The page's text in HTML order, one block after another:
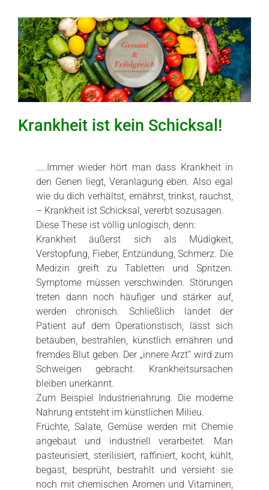
E-Book’s
Gewichtsreduktion
Ernährung
Wie läuft’s?
Veranstaltungen
Kontakt
Krankheit ist kein Schicksal!
…..Immer wieder hört man dass Krankheit in
den Genen liegt, Veranlagung eben. Also egal
wie du dich verhältst, ernährst, trinkst, rauchst,
– Krankheit ist Schicksal, vererbt sozusagen.
Diese These ist völlig unlogisch, denn:
Krankheit äußerst sich als Müdigkeit,
Verstopfung, Fieber, Entzündung, Schmerz. Die
Medizin greift zu Tabletten und Spritzen.
Symptome müssen verschwinden. Störungen
treten dann noch häufiger und stärker auf,
werden chronisch. Schließlich landet der
Patient auf dem Operationstisch, lässt sich
betäuben, bestrahlen, künstlich ernähren und
fremdes Blut geben. Der „innere Arzt“ wird zum
Schweigen gebracht. Krankheitsursachen
bleiben unerkannt.
Zum Beispiel Industrienahrung. Die moderne
Nahrung entsteht im künstlichen Milieu.
Früchte, Salate, Gemüse werden mit Chemie
angebaut und industriell verarbeitet. Man
pasteurisiert, sterilisiert, raffiniert, kocht, kühlt,
begast, besprüht, bestrahlt und versieht sie
noch mit chemischen Aromen und Vitaminen,